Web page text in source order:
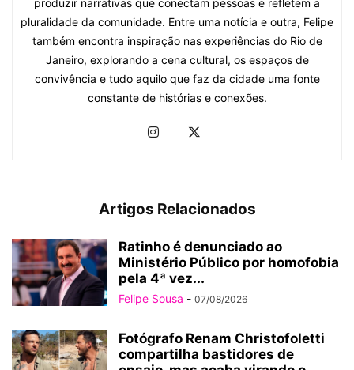
produzir narrativas que conectam pessoas e refletem a
pluralidade da comunidade. Entre uma notícia e outra, Felipe
também encontra inspiração nas experiências do Rio de
Janeiro, explorando a cena cultural, os espaços de
convivência e tudo aquilo que faz da cidade uma fonte
constante de histórias e conexões.
Artigos Relacionados
Ratinho é denunciado ao
Ministério Público por homofobia
pela 4ª vez...
Felipe Sousa - 07/08/2026
Fotógrafo Renam Christofoletti
compartilha bastidores de